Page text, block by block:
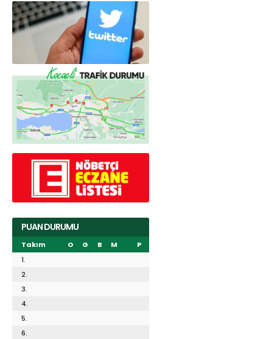
PUAN DURUMU
Takım O G B M
P
1.
2.
3.
4.
5.
6.